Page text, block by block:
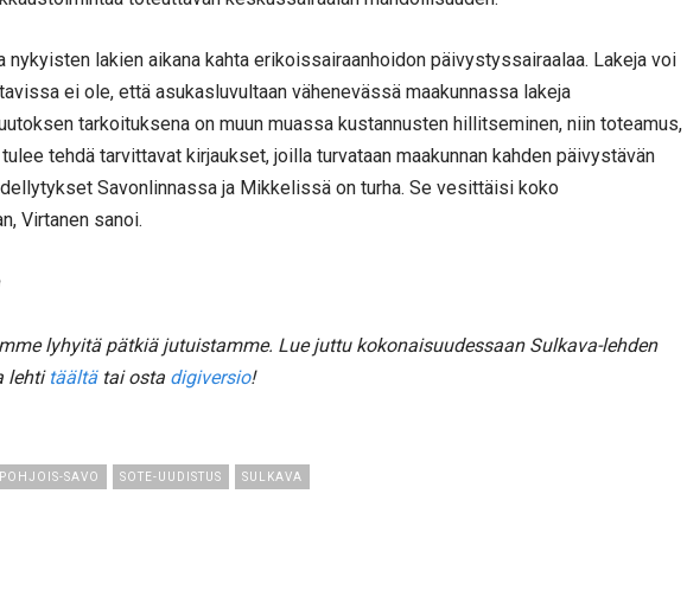
lakien aikana kahta erikoissairaanhoidon päivystyssairaalaa. Lakeja voi
ei ole, että asukasluvultaan vähenevässä maakunnassa lakeja
tarkoituksena on muun muassa kustannusten hillitseminen, niin toteamus,
tehdä tarvittavat kirjaukset, joilla turvataan maakunnan kahden päivystävän
Savonlinnassa ja Mikkelissä on turha. Se vesittäisi koko
Virtanen sanoi.
lyhyitä pätkiä jutuistamme. Lue juttu kokonaisuudessaan Sulkava-lehden
lehti täältätai osta digiversio!
POHJOIS-SAVO SOTE-UUDISTUS SULKAVA